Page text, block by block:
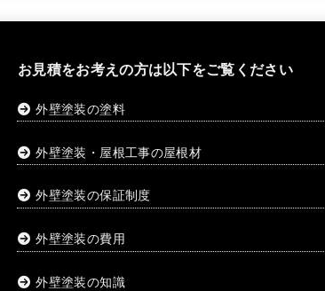
お見積をお考えの方は以下をご覧ください
外壁塗装の塗料
外壁塗装・屋根工事の屋根材
外壁塗装の保証制度
外壁塗装の費用
外壁塗装の知識